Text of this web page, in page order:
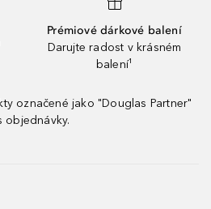
Prémiové dárkové balení
Darujte radost v krásném
balení¹
označené jako "Douglas Partner"
objednávky.